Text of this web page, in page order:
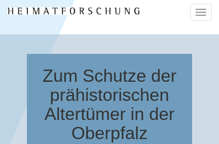
ein-/
Zum Schutze der
prähistorischen
Altertümer in der
Oberpfalz